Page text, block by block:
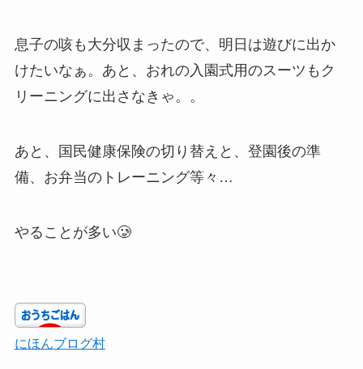
息子の咳も大分収まったので、明日は遊びに出か
けたいなぁ。あと、おれの入園式用のスーツもク
リーニングに出さなきゃ。。
あと、国民健康保険の切り替えと、登園後の準
備、お弁当のトレーニング等々…
やることが多い🥲
にほんブログ村